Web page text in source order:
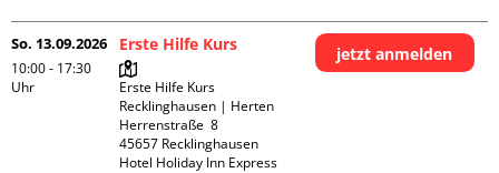
So. 13.09.2026
10:00 - 17:30
Uhr
Erste Hilfe Kurs
Erste Hilfe Kurs
Recklinghausen | Herten
Herrenstraße  8
45657 Recklinghausen
Hotel Holiday Inn Express
jetzt anmelden